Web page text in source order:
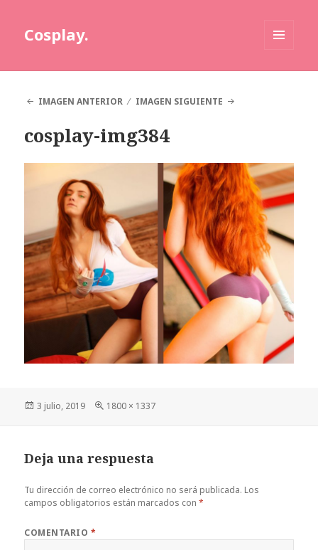
Cosplay.
IMAGEN ANTERIOR
IMAGEN SIGUIENTE
cosplay-img384
Publicado
3 julio, 2019
Tamaño
1800 × 1337
Deja una respuesta
Tu dirección de correo electrónico no será publicada. Los
campos obligatorios están marcados con*
COMENTARIO *